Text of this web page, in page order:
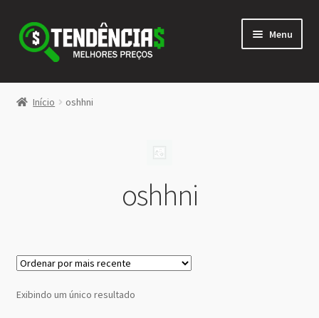
Pular
para
navegação
Pular
para
conteúdo
Menu
LOJA
Início oshhni
oshhni
Exibindo um único resultado